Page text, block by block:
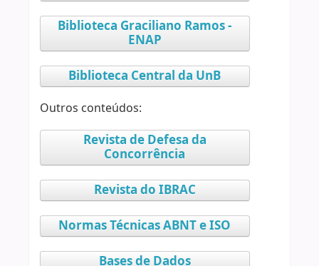
Biblioteca Graciliano Ramos -
ENAP
Biblioteca Central da UnB
Outros conteúdos:
Revista de Defesa da
Concorrência
Revista do IBRAC
Normas Técnicas ABNT e ISO
Bases de Dados